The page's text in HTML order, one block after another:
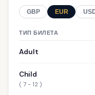
GBP EUR
ТИП БИЛЕТА
Adult
Child
( 7 - 12 )